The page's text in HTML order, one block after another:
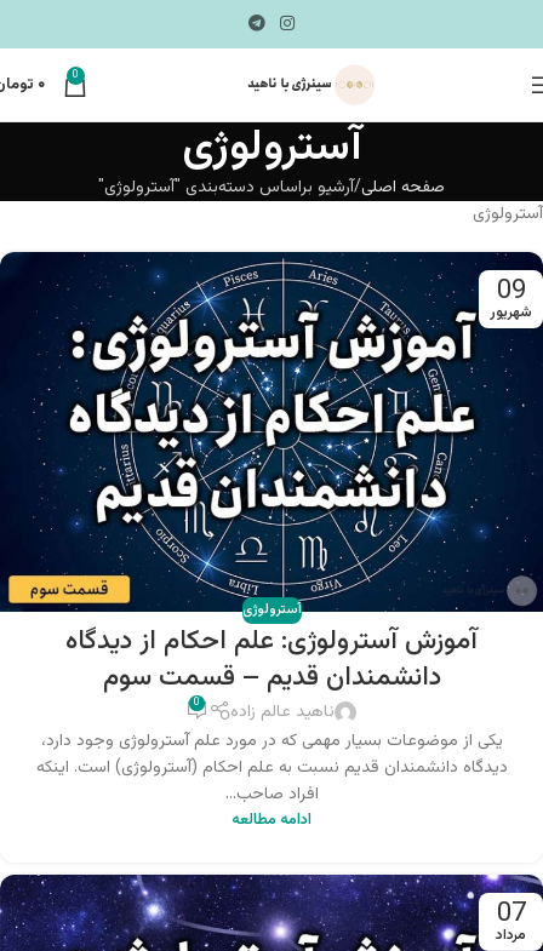
0 ۰
آسترولوژی
صفحه اصلی آرشیو براساس دسته‌بندی "آسترولوژی"
آسترولوژی
09
شهریور
آسترولوژی
آموزش آسترولوژی: علم احکام از دیدگاه
دانشمندان قدیم – قسمت سوم
ناهید عالم زاده 0
یکی از موضوعات بسیار مهمی که در مورد علم آسترولوژی وجود دارد،
دیدگاه دانشمندان قدیم نسبت به علم احکام (آسترولوژی) است. اینکه
افراد صاحب...
ادامه مطالعه
07
مرداد